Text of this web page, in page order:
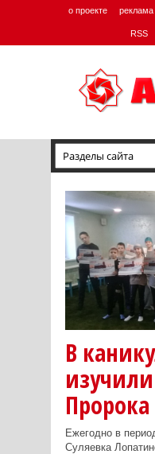
о проекте реклама
RSS
В
Ежегодно в
Суляевка